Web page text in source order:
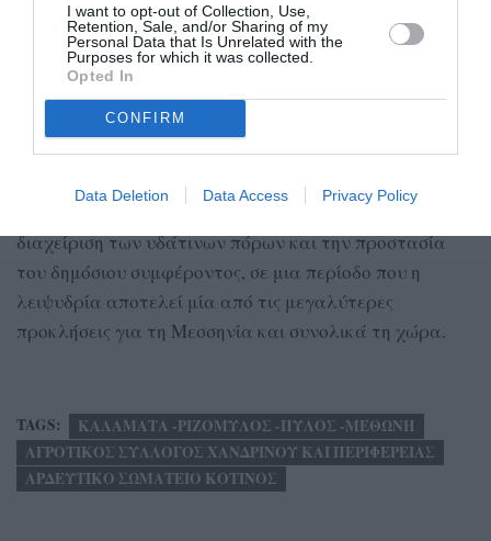
I want to opt-out of Collection, Use,
Retention, Sale, and/or Sharing of my
Personal Data that Is Unrelated with the
Purposes for which it was collected.
Opted In
CONFIRM
Data Deletion Data Access Privacy Policy
στη Δικαιοσύνη και στον αρμόδιο εισαγγελέα, ενώ ο
Αγροτικός Σύλλογος καλεί τους πολίτες, τους
συλλόγους και τον Δήμο Πύλου – Νέστορος να
στηρίξουν τις κινητοποιήσεις και να συμβάλουν στην
ακύρωση της επίμαχης απόφασης.
Η υπόθεση αναδεικνύει, σύμφωνα με τις ανακοινώσεις,
τον προβληματισμό της τοπικής κοινωνίας για τη
διαχείριση των υδάτινων πόρων και την προστασία
του δημόσιου συμφέροντος, σε μια περίοδο που η
λειψυδρία αποτελεί μία από τις μεγαλύτερες
προκλήσεις για τη Μεσσηνία και συνολικά τη χώρα.
TAGS:
ΚΑΛΑΜΑΤΑ -ΡΙΖΟΜΥΛΟΣ -ΠΥΛΟΣ -ΜΕΘΩΝΗ
ΑΓΡΟΤΙΚΟΣ ΣΥΛΛΟΓΟΣ ΧΑΝΔΡΙΝΟΥ ΚΑΙ ΠΕΡΙΦΕΡΕΙΑΣ
ΑΡΔΕΥΤΙΚΟ ΣΩΜΑΤΕΙΟ ΚΟΤΙΝΟΣ